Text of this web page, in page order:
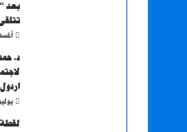
بعد
أغسطس
د.
يوليو 1,
لقطة